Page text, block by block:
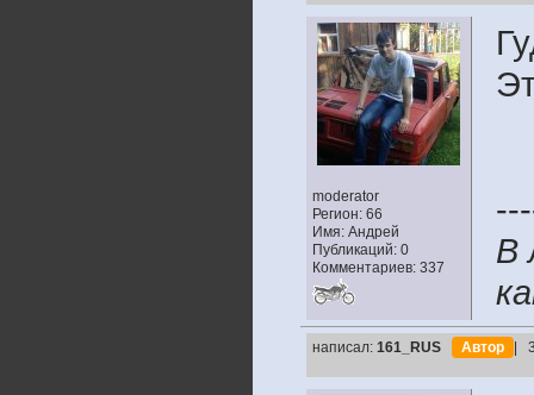
moderator
Регион: 66
Имя: Андрей
Публикаций: 0
Комментариев: 337
В
написал: 161_RUS Автор |